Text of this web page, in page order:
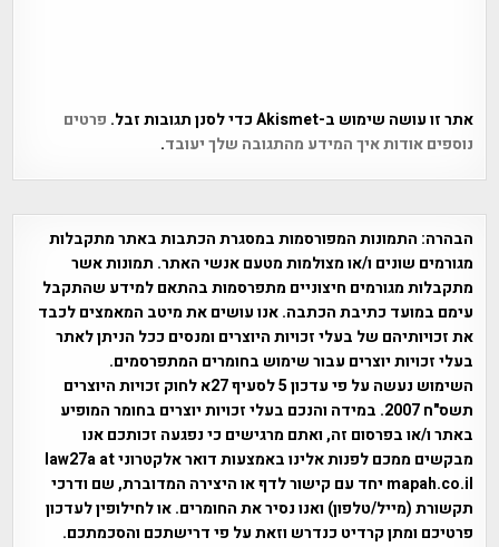
אתר זו עושה שימוש ב-Akismet כדי לסנן תגובות זבל.
פרטים
נוספים אודות איך המידע מהתגובה שלך יעובד.
הבהרה: התמונות המפורסמות במסגרת הכתבות באתר מתקבלות
מגורמים שונים ו/או מצולמות מטעם אנשי האתר. תמונות אשר
מתקבלות מגורמים חיצוניים מתפרסמות בהתאם למידע שהתקבל
עימם במועד כתיבת הכתבה. אנו עושים את מיטב המאמצים לכבד
את זכויותיהם של בעלי זכויות היוצרים ומנסים ככל הניתן לאתר
בעלי זכויות יוצרים עבור שימוש בחומרים המתפרסמים.
השימוש נעשה על פי עדכון 5 לסעיף 27א לחוק זכויות היוצרים
תשס"ח 2007. במידה והנכם בעלי זכויות יוצרים בחומר המופיע
באתר ו/או בפרסום זה, ואתם מרגישים כי נפגעה זכותכם אנו
מבקשים ממכם לפנות אלינו באמצעות דואר אלקטרוני law27a at
mapah.co.il יחד עם קישור לדף או היצירה המדוברת, שם ודרכי
תקשורת (מייל/טלפון) ואנו נסיר את החומרים. או לחילופין לעדכון
פרטיכם ומתן קרדיט כנדרש וזאת על פי דרישתכם והסכמתכם.